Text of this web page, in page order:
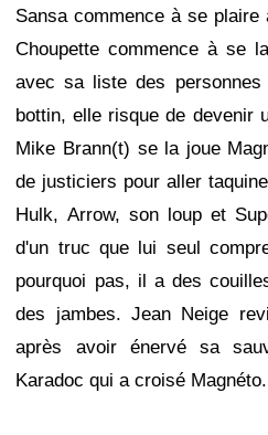
Sansa commence à se
Choupette commence à se
avec sa liste des
bottin, elle risque de devenir
Mike Brann(t) se la joue
de justiciers pour aller
Hulk, Arrow, son loup et
d'un truc que lui seul
pourquoi pas, il a des
des jambes. Jean Neige
après avoir énervé sa
Karadoc qui a croisé Magnéto.